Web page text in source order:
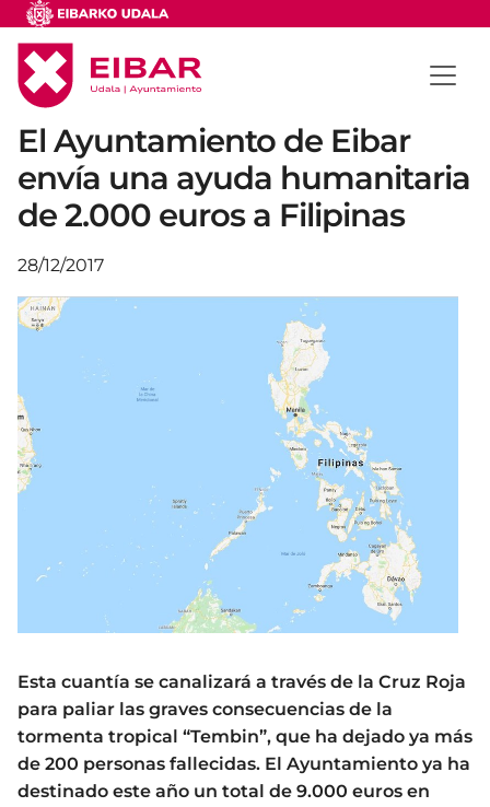
El Ayuntamiento de Eibar
envía una ayuda humanitaria
de 2.000 euros a Filipinas
28/12/2017
Esta cuantía se canalizará a través de la Cruz Roja
para paliar las graves consecuencias de la
tormenta tropical “Tembin”, que ha dejado ya más
de 200 personas fallecidas. El Ayuntamiento ya ha
destinado este año un total de 9.000 euros en